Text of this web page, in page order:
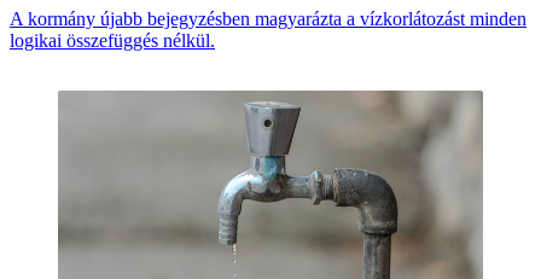
A kormány újabb bejegyzésben magyarázta a vízkorlátozást minden
logikai összefüggés nélkül.